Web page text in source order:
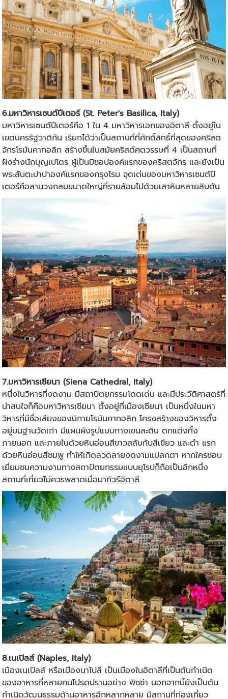
6.มหาวิหารเซนต์ปีเตอร์ (St. Peter's Basilica, Italy)
มหาวิหารเซนต์ปีเตอร์คือ 1 ใน 4 มหาวิหารเอกของอิตาลี ตั้งอยู่ใน
เขตนครรัฐวาติกัน เรียกได้ว่าเป็นสถานที่ที่ศักดิ์สิทธิ์ที่สุดของคริสต
จักรโรมันคาทอลิก สร้างขึ้นในสมัยคริสต์ศตวรรษที่ 4 เป็นสถานที่
ฝังร่างนักบุญเปโตร ผู้เป็นบิชอปองค์แรกของคริสตจักร และยังเป็น
พระสันตะปาปาองค์แรกของกรุงโรม จุดเด่นของมหาวิหารเซนต์ปี
เตอร์คือลานวงกลมขนาดใหญ่ที่รายล้อมไปด้วยเสาหินหลายสิบต้น
7.มหาวิหารเซียนา (Siena Cathedral, Italy)
หนึ่งในวิหารที่งดงาม มีสถาปัตยกรรมโดดเด่น และมีประวัติศาสตร์ที่
น่าสนใจก็คือมหาวิหารเซียนา ตั้งอยู่ที่เมืองเซียนา เป็นหนึ่งในมหา
วิหารที่มีชื่อเสียงของนิกายโรมันคาทอลิก โครงสร้างของวิหารตั้ง
อยู่บนฐานวัดเก่า มีแผนผังรูปแบบกางเขนละติน ตกแต่งทั้ง
ภายนอก และภายในด้วยหินอ่อนสีขาวสลับกับสีเขียว และดำ แรก
ด้วยหินอ่อนสีชมพู ทำให้เกิดลวดลายงดงามแปลกตา หากใครชอบ
เยี่ยมชมความงามทางสถาปัตยกรรมแบบยุโรปก็ถือเป็นอีกหนึ่ง
สถานที่เที่ยวไม่ควรพลาดเมื่อมาทัวร์อิตาลี
8.เนเปิลส์ (Naples, Italy)
เมืองเนเปิลส์ หรือเมืองนาโปลี เป็นเมืองในอิตาลีที่เป็นต้นกำเนิด
ของอาหารที่หลายคนโปรดปรานอย่าง พิซซ่า นอกจากนี้ยังเป็นต้น
กำเนิดวัฒนธรรมด้านอาหารอีกหลากหลาย มีสถานที่ท่องเที่ยว